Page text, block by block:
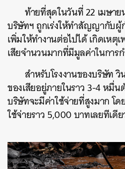
ท้ายที่สุดในวันที่ 22 เมษา
บริษัทฯ ถูกเร่งให้ทำสัญญากับผู้
เพิ่มให้ทำงานต่อไปได้ เกิดเหตุ
เสียจำนวนมากที่มีมูลค่าในการ
สำหรับโรงงานของบริษัท วิ
ของเสียอยู่ภายในราว 3-4 หมื่
บริษัทจะมีค่าใช้จ่ายที่สูงมาก โ
ใช้จ่ายราว 5,000 บาทเลยทีเดี